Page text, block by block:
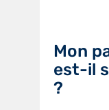
Mon
est-il
?